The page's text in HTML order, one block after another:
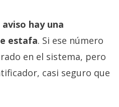
hay una
estafa. Si ese número
en el sistema, pero
casi seguro que